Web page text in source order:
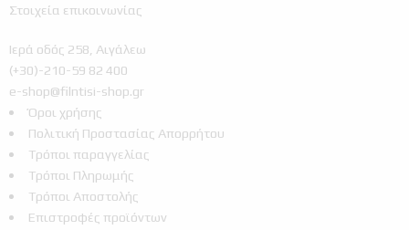
Στοιχεία επικοινωνίας
Ιερά οδός 258, Αιγάλεω
(+30)-210-59 82 400
e-shop@filntisi-shop.gr
Όροι χρήσης
Πολιτική Προστασίας Απορρήτου
Τρόποι παραγγελίας
Τρόποι Πληρωμής
Τρόποι Αποστολής
Επιστροφές προϊόντων